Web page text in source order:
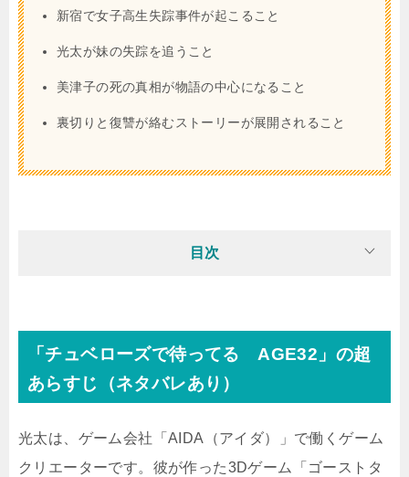
新宿で女子高生失踪事件が起こること
光太が妹の失踪を追うこと
美津子の死の真相が物語の中心になること
裏切りと復讐が絡むストーリーが展開されること
目次
「チュベローズで待ってる AGE32」の超
あらすじ（ネタバレあり）
光太は、ゲーム会社「AIDA（アイダ）」で働くゲーム
クリエーターです。彼が作った3Dゲーム「ゴーストタ